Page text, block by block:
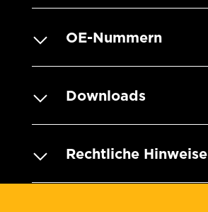
OE-Nummern
Downloads
Rechtliche Hinweise